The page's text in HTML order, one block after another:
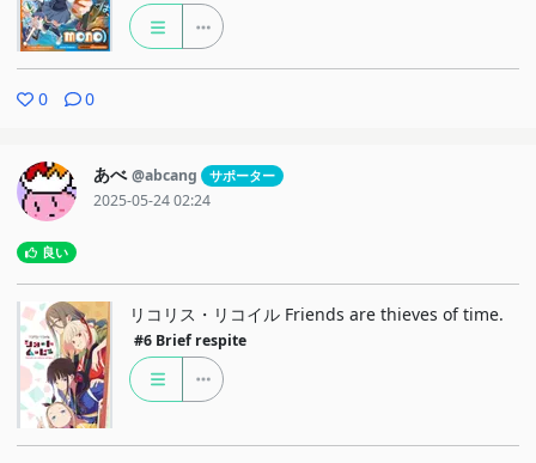
0 0
あべ @abcang サポーター
2025-05-24 02:24
良い
リコリス・リコイル Friends are thieves of time.
#6 Brief respite